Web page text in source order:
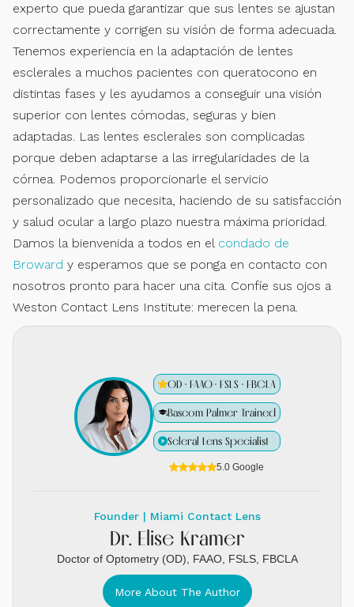
experto que pueda garantizar que sus lentes se ajustan
correctamente y corrigen su visión de forma adecuada.
Tenemos experiencia en la adaptación de lentes
esclerales a muchos pacientes con queratocono en
distintas fases y les ayudamos a conseguir una visión
superior con lentes cómodas, seguras y bien
adaptadas. Las lentes esclerales son complicadas
porque deben adaptarse a las irregularidades de la
córnea. Podemos proporcionarle el servicio
personalizado que necesita, haciendo de su satisfacción
y salud ocular a largo plazo nuestra máxima prioridad.
Damos la bienvenida a todos en el condado de
Broward y esperamos que se ponga en contacto con
nosotros pronto para hacer una cita. Confíe sus ojos a
Weston Contact Lens Institute: merecen la pena.
OD · FAAO · FSLS · FBCLA
Bascom Palmer Trained
Scleral Lens Specialist
5.0 Google
Founder | Miami Contact Lens
Dr. Elise Kramer
Doctor of Optometry (OD), FAAO, FSLS, FBCLA
More About The Author